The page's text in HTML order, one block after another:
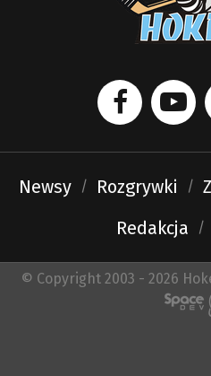
Newsy Rozgrywki
Redakcja
© Copyright 2003 - 2026